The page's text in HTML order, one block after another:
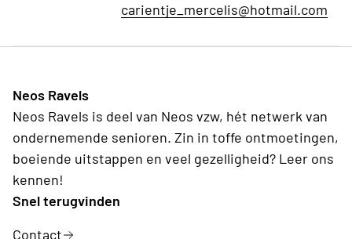
carientje_mercelis@hotmail.com
Neos Ravels
Neos Ravels is deel van Neos vzw, hét netwerk van
ondernemende senioren. Zin in toffe ontmoetingen,
boeiende uitstappen en veel gezelligheid? Leer ons
kennen!
Snel terugvinden
Contact